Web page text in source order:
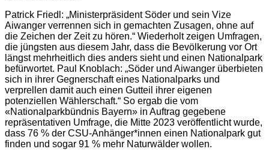
Patrick Friedl: „Ministerpräsident Söder und sein Vize
Aiwanger verrennen sich in gemachten Zusagen, ohne auf
die Zeichen der Zeit zu hören.“ Wiederholt zeigen Umfragen,
die jüngsten aus diesem Jahr, dass die Bevölkerung vor Ort
längst mehrheitlich dies anders sieht und einen Nationalpark
befürwortet. Paul Knoblach: „Söder und Aiwanger überbieten
sich in ihrer Gegnerschaft eines Nationalparks und
verprellen damit auch einen Gutteil ihrer eigenen
potenziellen Wählerschaft.“ So ergab die vom
«Nationalparkbündnis Bayern» in Auftrag gegebene
repräsentativen Umfrage, die Mitte 2023 veröffentlicht wurde,
dass 76 % der CSU-Anhänger*innen einen Nationalpark gut
finden und sogar 91 % mehr Naturwälder wollen.